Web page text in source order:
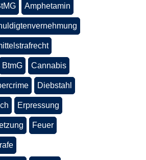
Amphetamin
BtmG Cannabis
Diebstahl
Erpressung
Feuer